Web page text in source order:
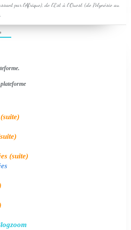
par l'Afrique), de l'Est à l'Ouest (de Polynésie au
(suite)